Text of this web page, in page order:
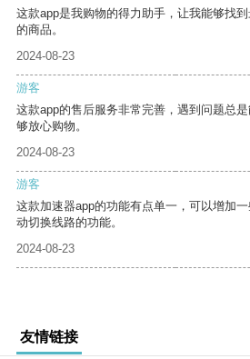
这款app是我购物的得力助手，让我能够找
的商品。
2024-08-23
游客
这款app的售后服务非常完善，遇到问题总
够放心购物。
2024-08-23
游客
这款加速器app的功能有点单一，可以增加
动切换线路的功能。
2024-08-23
友情链接